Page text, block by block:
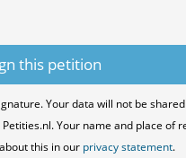
Your data will not be
Your name and place of
this in our privacy statement.